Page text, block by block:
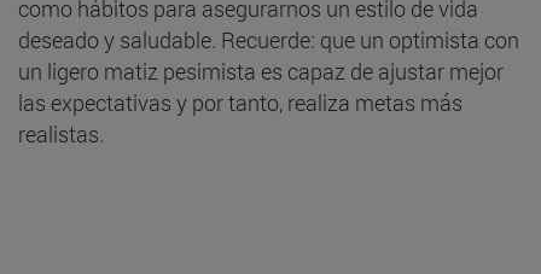
como hábitos para asegurarnos un estilo de vida
deseado y saludable. Recuerde: que un optimista con
un ligero matiz pesimista es capaz de ajustar mejor
las expectativas y por tanto, realiza metas más
realistas.